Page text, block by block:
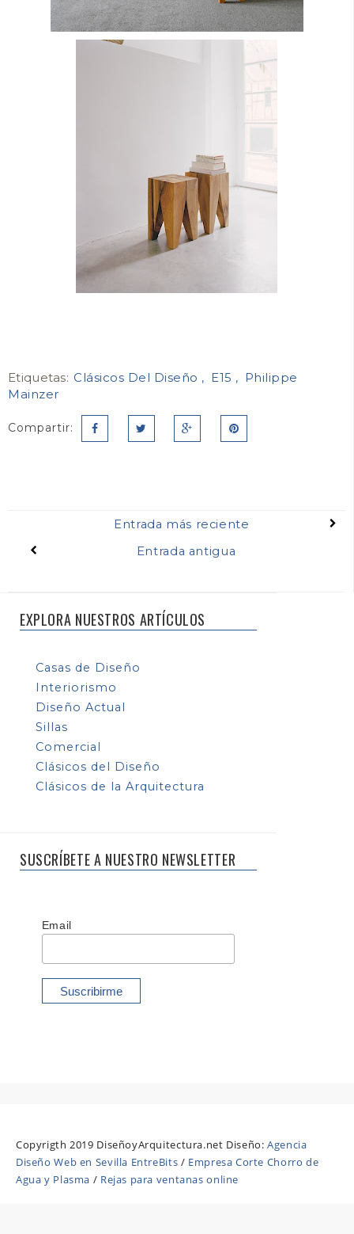
Etiquetas: Clásicos Del Diseño E15
Philippe
Mainzer
Compartir:
Entrada más reciente
Entrada antigua
EXPLORA NUESTROS ARTÍCULOS
Casas de Diseño
Interiorismo
Diseño Actual
Sillas
Comercial
Clásicos del Diseño
Clásicos de la Arquitectura
SUSCRÍBETE A NUESTRO NEWSLETTER
Email
Copyrigth 2019 DiseñoyArquitectura.net Diseño:Agencia
Diseño Web en Sevilla EntreBits / Empresa Corte Chorro de
Agua y Plasma / Rejas para ventanas online